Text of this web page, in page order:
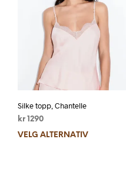
Silke topp, Chantelle
kr 1290
VELG ALTERNATIV